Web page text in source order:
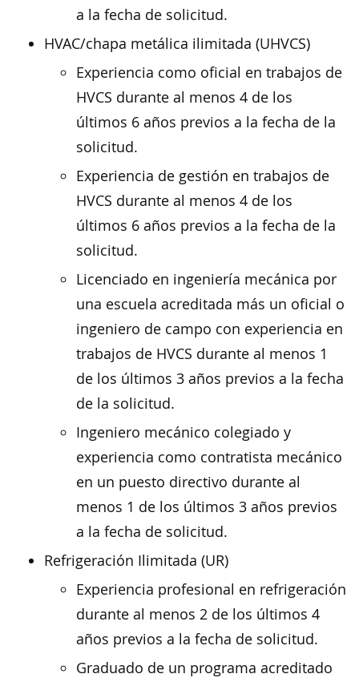
a la fecha de solicitud.
HVAC/chapa metálica ilimitada (UHVCS)
Experiencia como oficial en trabajos de
HVCS durante al menos 4 de los
últimos 6 años previos a la fecha de la
solicitud.
Experiencia de gestión en trabajos de
HVCS durante al menos 4 de los
últimos 6 años previos a la fecha de la
solicitud.
Licenciado en ingeniería mecánica por
una escuela acreditada más un oficial o
ingeniero de campo con experiencia en
trabajos de HVCS durante al menos 1
de los últimos 3 años previos a la fecha
de la solicitud.
Ingeniero mecánico colegiado y
experiencia como contratista mecánico
en un puesto directivo durante al
menos 1 de los últimos 3 años previos
a la fecha de solicitud.
Refrigeración Ilimitada (UR)
Experiencia profesional en refrigeración
durante al menos 2 de los últimos 4
años previos a la fecha de solicitud.
Graduado de un programa acreditado